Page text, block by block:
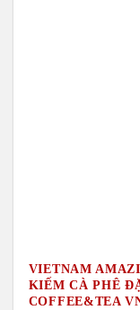
VIETNAM
KIẾM CÀ PHÊ
COFFEE&TEA